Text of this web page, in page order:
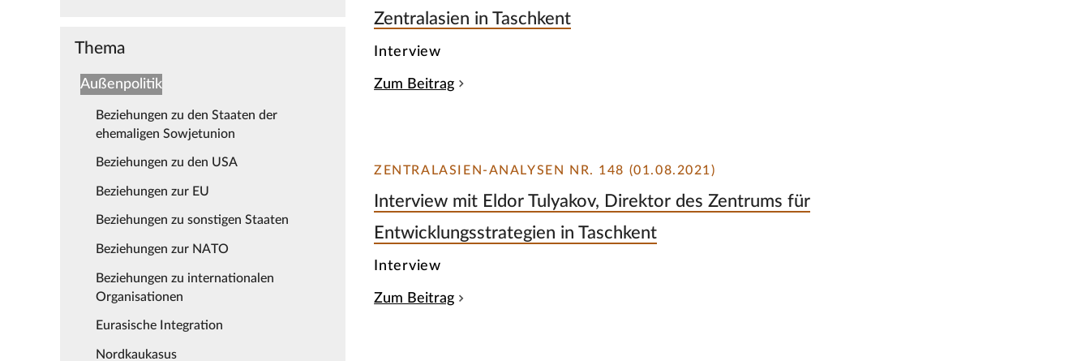
Thema
Außenpolitik
Beziehungen zu den Staaten der
ehemaligen Sowjetunion
Beziehungen zu den USA
Beziehungen zur EU
Beziehungen zu sonstigen Staaten
Beziehungen zur NATO
Beziehungen zu internationalen
Organisationen
Eurasische Integration
Nordkaukasus
Zentralasien in Taschkent
Interview
Zum Beitrag
ZENTRALASIEN-ANALYSEN NR. 148 (01.08.2021)
Interview mit Eldor Tulyakov, Direktor des Zentrums für
Entwicklungsstrategien in Taschkent
Interview
Zum Beitrag